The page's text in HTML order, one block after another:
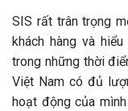
SIS rất trân trọng
khách hàng và
trong những thời
Việt Nam có đủ
hoạt động của